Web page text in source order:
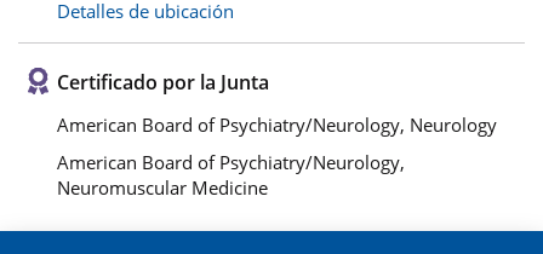
Detalles de ubicación
Certificado por la Junta
American Board of Psychiatry/Neurology, Neurology
American Board of Psychiatry/Neurology,
Neuromuscular Medicine